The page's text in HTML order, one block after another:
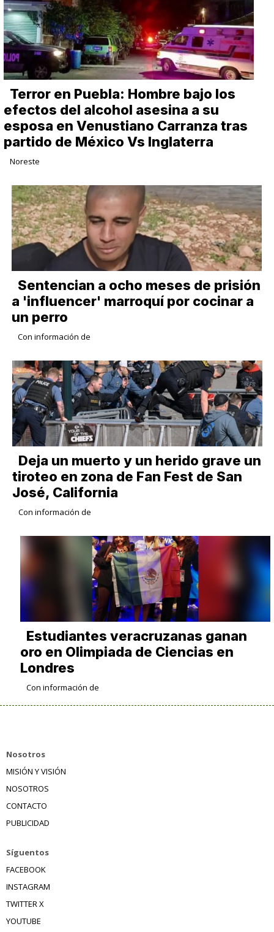
Terror en Puebla: Hombre bajo los
efectos del alcohol asesina a su
esposa en Venustiano Carranza tras
partido de México Vs Inglaterra
Noreste
Sentencian a ocho meses de prisión
a 'influencer' marroquí por cocinar a
un perro
Con información de
Deja un muerto y un herido grave un
tiroteo en zona de Fan Fest de San
José, California
Con información de
Estudiantes veracruzanas ganan
oro en Olimpiada de Ciencias en
Londres
Con información de
Nosotros
MISIÓN Y VISIÓN
NOSOTROS
CONTACTO
PUBLICIDAD
Síguentos
FACEBOOK
INSTAGRAM
TWITTER X
YOUTUBE